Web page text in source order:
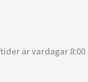
är vardagar 8:00